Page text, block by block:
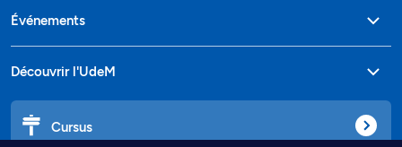
Événements
Découvrir l'UdeM
Cursus